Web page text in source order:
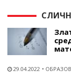
29.04.2022